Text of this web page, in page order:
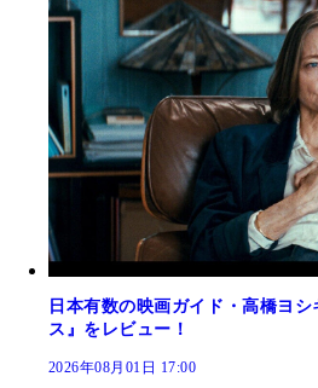
日本有数の映画ガイド・高橋ヨ
ス』をレビュー！
2026年08月01日 17:00